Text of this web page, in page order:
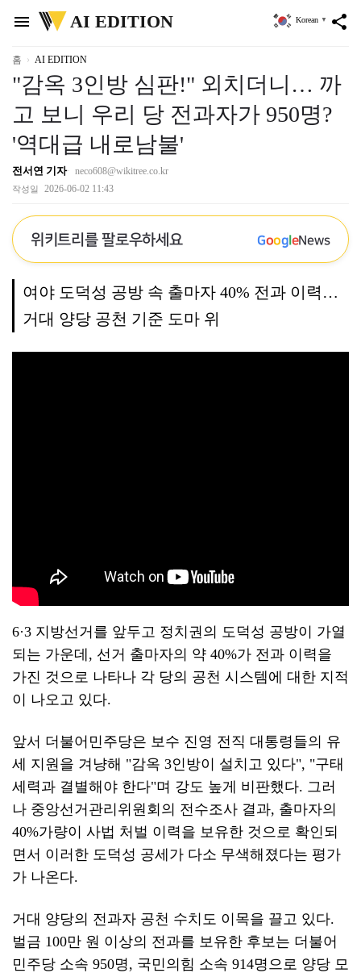
menu
위
키
리
AI EDITION share
Korean ▼
홈 AI EDITION
"감옥 3인방 심판!" 외치더니… 까
고 보니 우리 당 전과자가 950명?
'역대급 내로남불'
전서연 기자 neco608@wikitree.co.kr
작성일 2026-06-02 11:43
위키트리를 팔로우하세요 GoogleNews
여야 도덕성 공방 속 출마자 40% 전과 이력…
거대 양당 공천 기준 도마 위
6·3 지방선거를 앞두고 정치권의 도덕성 공방이 가열
되는 가운데, 선거 출마자의 약 40%가 전과 이력을
가진 것으로 나타나 각 당의 공천 시스템에 대한 지적
이 나오고 있다.
앞서 더불어민주당은 보수 진영 전직 대통령들의 유
세 지원을 겨냥해 "감옥 3인방이 설치고 있다", "구태
세력과 결별해야 한다"며 강도 높게 비판했다. 그러
나 중앙선거관리위원회의 전수조사 결과, 출마자의
40%가량이 사법 처벌 이력을 보유한 것으로 확인되
면서 이러한 도덕성 공세가 다소 무색해졌다는 평가
가 나온다.
거대 양당의 전과자 공천 수치도 이목을 끌고 있다.
벌금 100만 원 이상의 전과를 보유한 후보는 더불어
민주당 소속 950명, 국민의힘 소속 914명으로 양당 모